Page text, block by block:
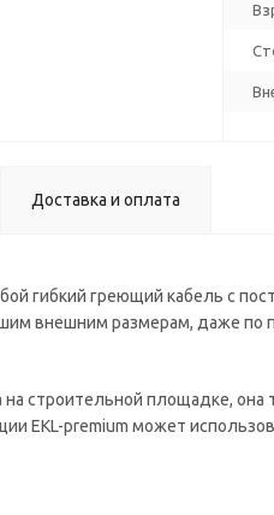
Доставка и оплата
гибкий греющий кабель с
внешним размерам, даже
строительной площадке, она
EKL-premium может